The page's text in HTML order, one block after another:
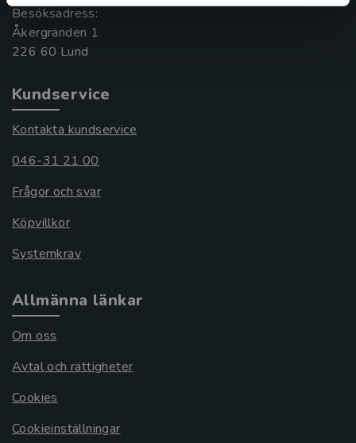
Besöksadress:
Åkergränden 1
Kundservice
Kontakta kundservice
046-31 21 00
Frågor och svar
Köpvillkor
Systemkrav
Allmänna länkar
Om oss
Avtal och rättigheter
Cookies
Cookieinställningar